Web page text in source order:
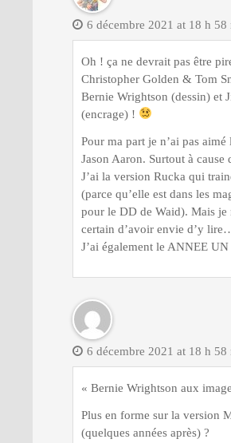
6 décembre 2021 at 18 h 58
Oh ! ça ne devrait pas être
Christopher Golden & Tom
Bernie Wrightson (dessin) et
(encrage) !
Pour ma part je n’ai pas
Jason Aaron. Surtout à cause
J’ai la version Rucka qui
(parce qu’elle est dans les
pour le DD de Waid). Mais je
certain d’avoir envie d’y
J’ai également le ANNEE
6 décembre 2021 at 18 h 58
« Bernie Wrightson aux
Plus en forme sur la version
(quelques années après) ?